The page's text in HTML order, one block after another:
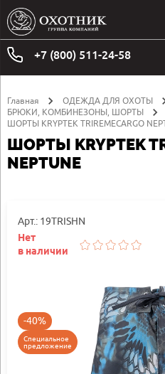
+7 (800) 511-24-58
Главная
ОДЕЖДА ДЛЯ ОХОТЫ
БРЮКИ, КОМБИНЕЗОНЫ, ШОРТЫ
ШОРТЫ KRYPTEK TRIREMECARGO
ШОРТЫ KRYPTEK
NEPTUNE
Арт.: 19TRISHN
Нет
в наличии
-40%
Специальное
предложение